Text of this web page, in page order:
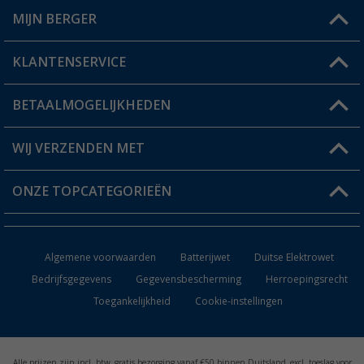
Winkel vinden
MIJN BERGER
Mijn account
Status bestelling
Verlanglijstje
KLANTENSERVICE
FAQ & Contact
Verzendinformatie
Catalogus
BETAALMOGELIJKHEDEN
WIJ VERZENDEN MET
ONZE TOPCATEGORIEËN
Campingmeubilair
Campingtoiletten
Algemene voorwaarden Batterijwet
Duitse Elektrowet
Bedrijfsgegevens
Gegevensbescherming
Herroepingsrecht
Toegankelijkheid
Cookie-instellingen